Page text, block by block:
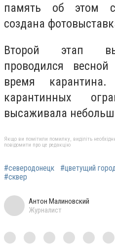
память об этом
создана
Второй этап
проводился
время
карантинных
высаживала
Якщо ви помітили помилку, виділіть
повідомити про це редакцію
#северодонецк #цветущий
#сквер
Антон Малиновский
Журналист